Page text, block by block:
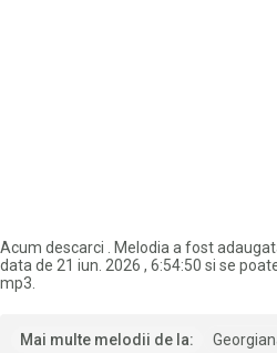
Acum descarci
. Melodia a fost
data de 21 iun. 2026 , 6:54:50 si se
mp3.
Mai multe melodii de la: